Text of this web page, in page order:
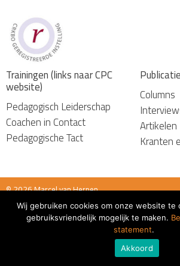
Trainingen (links naar CPC
website)
Pedagogisch Leiderschap
Coachen in Contact
Pedagogische Tact
Columns
Artikelen
Kranten
© 2026 Marcel van Herpen
Algemene voorwaarden
Wij gebruiken cookies om onze website te
gebruiksvriendelijk mogelijk te maken.
statement.
Akkoord